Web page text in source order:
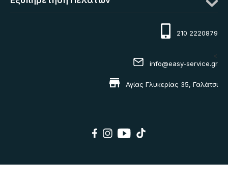
210 2220879
<
info@easy-service.gr
Αγίας Γλυκερίας 35, Γαλάτσι